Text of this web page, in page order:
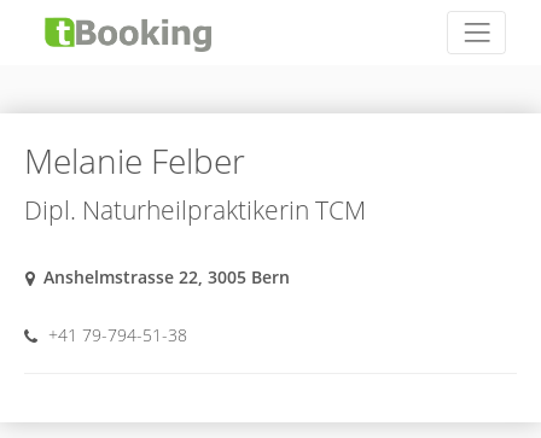
Melanie Felber
Dipl. Naturheilpraktikerin TCM
Anshelmstrasse 22, 3005 Bern
+41 79-794-51-38